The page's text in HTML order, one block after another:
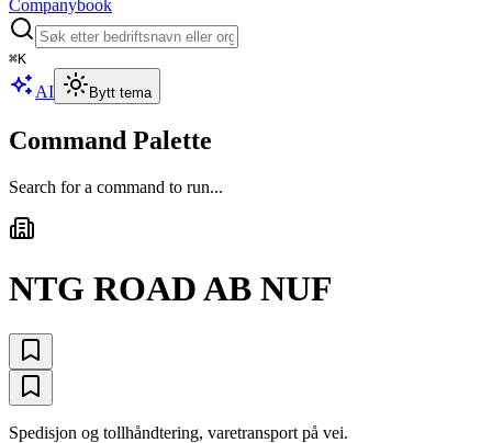
Companybook
⌘K
AI Bytt tema
Command Palette
Search for a command to run...
NTG ROAD AB NUF
Spedisjon og tollhåndtering, varetransport på vei.